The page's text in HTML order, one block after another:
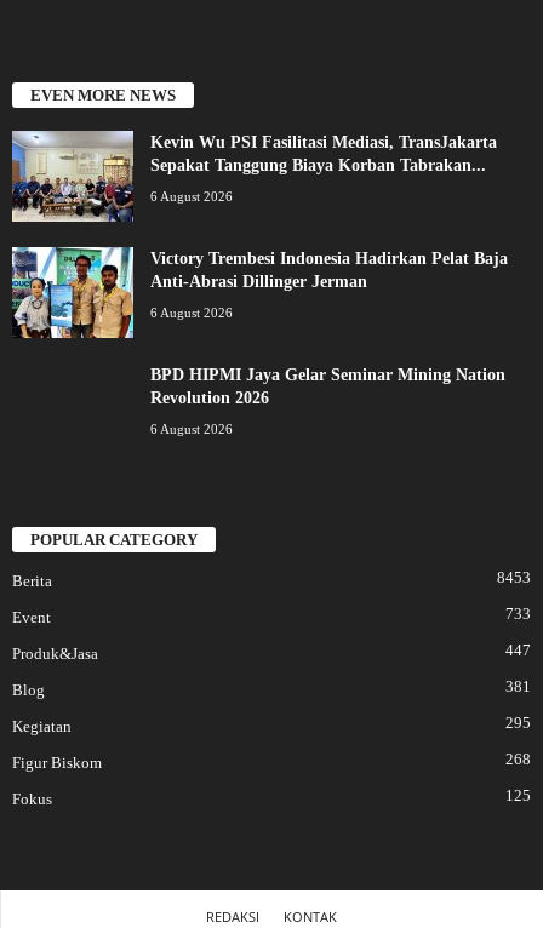
EVEN MORE NEWS
Kevin Wu PSI Fasilitasi Mediasi, TransJakarta
Sepakat Tanggung Biaya Korban Tabrakan...
6 August 2026
Victory Trembesi Indonesia Hadirkan Pelat Baja
Anti-Abrasi Dillinger Jerman
6 August 2026
BPD HIPMI Jaya Gelar Seminar Mining Nation
Revolution 2026
6 August 2026
POPULAR CATEGORY
Berita 8453
Event 733
Produk&Jasa 447
Blog 381
Kegiatan 295
Figur Biskom 268
Fokus 125
REDAKSI KONTAK